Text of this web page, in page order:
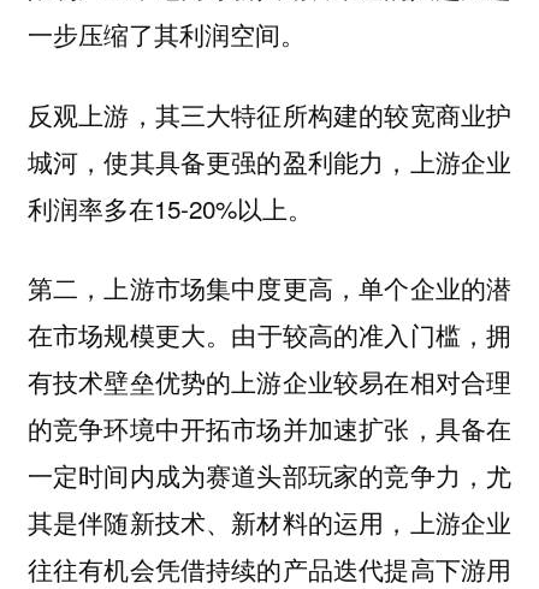
一步压缩了其利润空间。
反观上游，其三大特征所构建的较宽商业护
城河，使其具备更强的盈利能力，上游企业
利润率多在15-20%以上。
第二，上游市场集中度更高，单个企业的潜
在市场规模更大。 由于较高的准入门槛，拥
有技术壁垒优势的上游企业较易在相对合理
的竞争环境中开拓市场并加速扩张，具备在
一定时间内成为赛道头部玩家的竞争力，尤
其是伴随新技术、新材料的运用，上游企业
往往有机会凭借持续的产品迭代提高下游用